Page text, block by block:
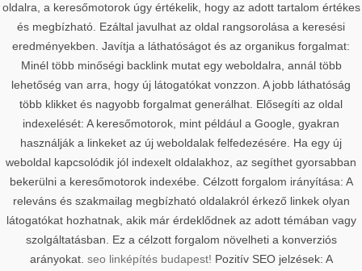
oldalra, a keresőmotorok úgy értékelik, hogy az adott tartalom értékes
és megbízható. Ezáltal javulhat az oldal rangsorolása a keresési
eredményekben. Javítja a láthatóságot és az organikus forgalmat:
Minél több minőségi backlink mutat egy weboldalra, annál több
lehetőség van arra, hogy új látogatókat vonzzon. A jobb láthatóság
több klikket és nagyobb forgalmat generálhat. Elősegíti az oldal
indexelését: A keresőmotorok, mint például a Google, gyakran
használják a linkeket az új weboldalak felfedezésére. Ha egy új
weboldal kapcsolódik jól indexelt oldalakhoz, az segíthet gyorsabban
bekerülni a keresőmotorok indexébe. Célzott forgalom irányítása: A
releváns és szakmailag megbízható oldalakról érkező linkek olyan
látogatókat hozhatnak, akik már érdeklődnek az adott témában vagy
szolgáltatásban. Ez a célzott forgalom növelheti a konverziós
arányokat. seo linképítés budapest! Pozitív SEO jelzések: A